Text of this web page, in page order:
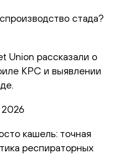
стада?
Union рассказали о
КРС и выявлении
кашель: точная
респираторных